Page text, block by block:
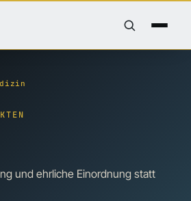
und ehrliche Einordnung statt